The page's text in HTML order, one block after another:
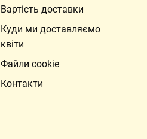
Вартість доставки
Куди ми доставляємо
квіти
Файли cookie
Контакти